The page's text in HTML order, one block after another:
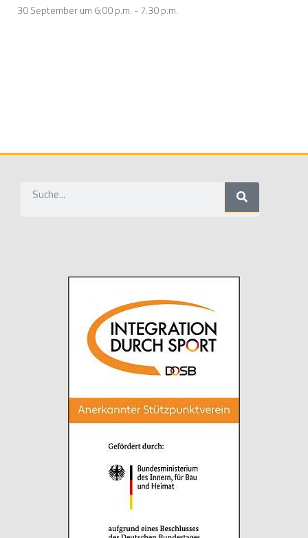
30 September um 6:00 p.m.-7:30 p.m.